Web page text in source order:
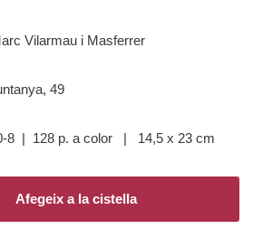
Vilarmau i Masferrer
49
8 | 128 p. a color | 14,5 x 23 cm
Afegeix a la cistella